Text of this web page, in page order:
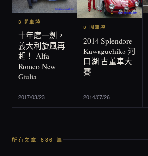
3 閒車談
十年磨一劍，
義大利旋風再
起！ Alfa
Romeo New
Giulia
2017/03/23
3 閒車談
2014 Splendore
Kawaguchiko 河
口湖 古董車大
賽
2014/07/26
所有文章 686 篇